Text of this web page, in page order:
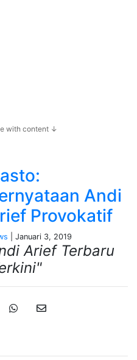
with content ↓
Andi
Provokatif
| Januari 3, 2019
Arief Terbaru